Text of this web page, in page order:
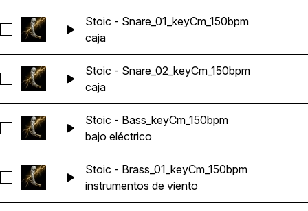
Seleccionar Stoic - Snare_01_keyCm_150bpm
Stoic - Snare_01_keyCm_150bpm
caja
Seleccionar Stoic - Snare_02_keyCm_150bpm
Stoic - Snare_02_keyCm_150bpm
caja
Seleccionar Stoic - Bass_keyCm_150bpm
Stoic - Bass_keyCm_150bpm
bajo eléctrico
Seleccionar Stoic - Brass_01_keyCm_150bpm
Stoic - Brass_01_keyCm_150bpm
instrumentos de viento